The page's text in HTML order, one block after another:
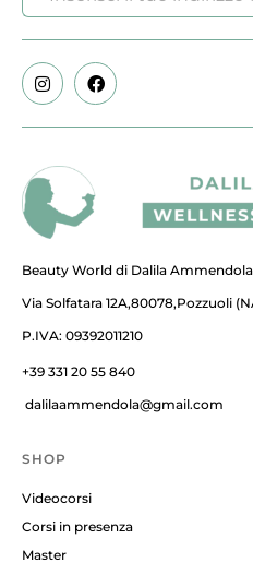
Beauty World di Dalila Ammendola
Via Solfatara 12A,80078,Pozzuoli
P.IVA: 09392011210
+39 331 20 55 840
dalilaammendola@gmail.com
SHOP
Videocorsi
Corsi in presenza
Master